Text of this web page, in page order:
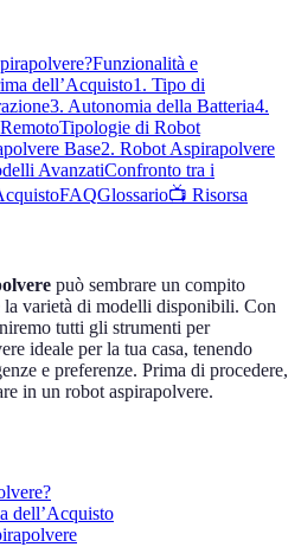
Funzionalità e
dell’Acquisto1. Tipo di
3. Autonomia della Batteria4.
Tipologie di Robot
Base2. Robot Aspirapolvere
AvanzatiConfronto tra i
FAQGlossario📺 Risorsa
può sembrare un compito
la varietà di modelli disponibili. Con
tutti gli strumenti per
ideale per la tua casa, tenendo
e preferenze. Prima di procedere,
in un robot aspirapolvere.
dell’Acquisto